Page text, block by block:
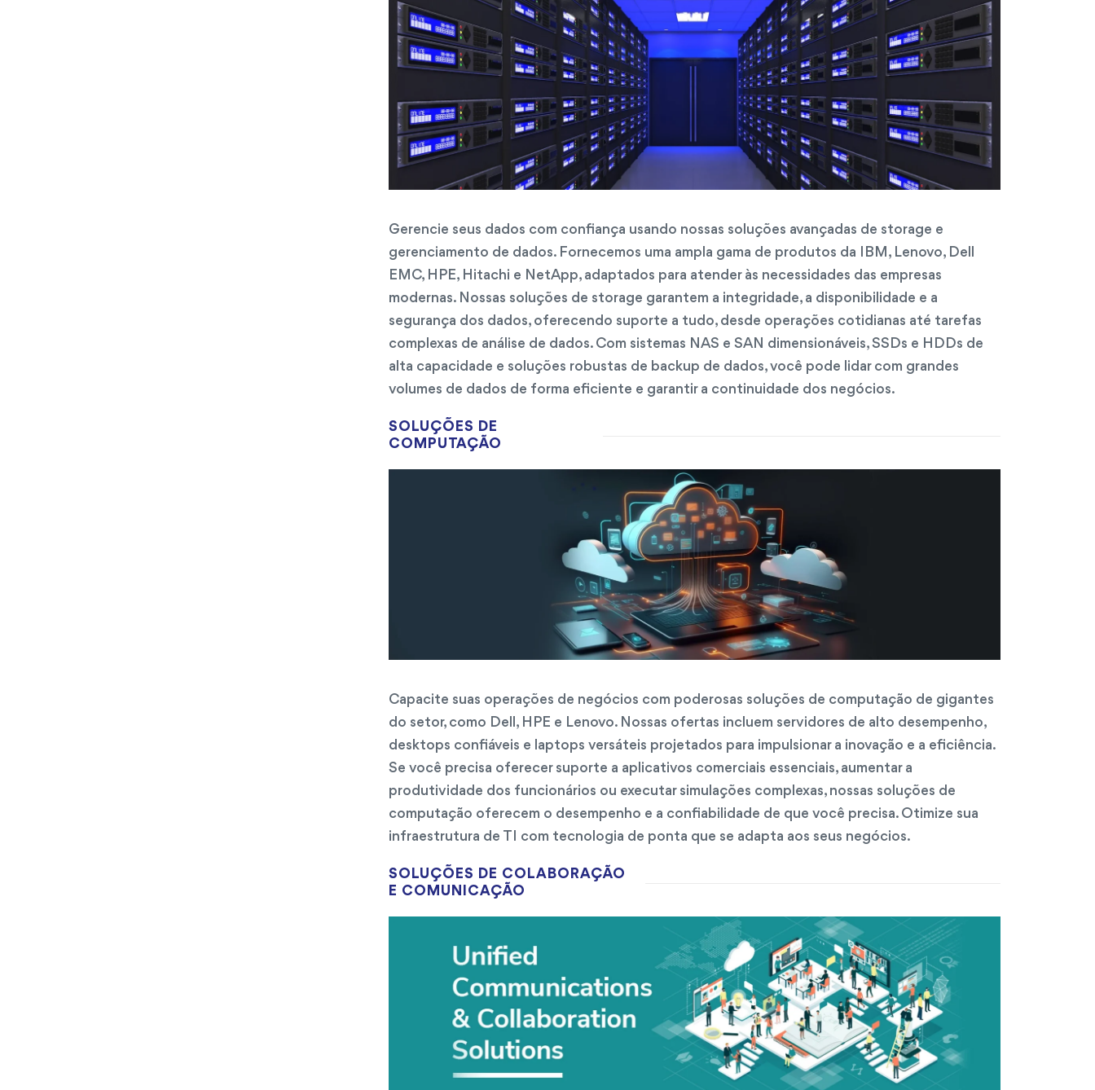
Gerencie seus dados com confiança usando nossas soluções avançadas de storage e
gerenciamento de dados. Fornecemos uma ampla gama de produtos da IBM, Lenovo, Dell
EMC, HPE, Hitachi e NetApp, adaptados para atender às necessidades das empresas
modernas. Nossas soluções de storage garantem a integridade, a disponibilidade e a
segurança dos dados, oferecendo suporte a tudo, desde operações cotidianas até tarefas
complexas de análise de dados. Com sistemas NAS e SAN dimensionáveis, SSDs e HDDs de
alta capacidade e soluções robustas de backup de dados, você pode lidar com grandes
volumes de dados de forma eficiente e garantir a continuidade dos negócios.
SOLUÇÕES DE
COMPUTAÇÃO
Capacite suas operações de negócios com poderosas soluções de computação de gigantes
do setor, como Dell, HPE e Lenovo. Nossas ofertas incluem servidores de alto desempenho,
desktops confiáveis e laptops versáteis projetados para impulsionar a inovação e a eficiência.
Se você precisa oferecer suporte a aplicativos comerciais essenciais, aumentar a
produtividade dos funcionários ou executar simulações complexas, nossas soluções de
computação oferecem o desempenho e a confiabilidade de que você precisa. Otimize sua
infraestrutura de TI com tecnologia de ponta que se adapta aos seus negócios.
SOLUÇÕES DE COLABORAÇÃO
E COMUNICAÇÃO